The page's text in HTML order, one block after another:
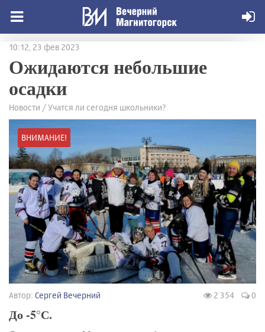
10:12, 23 фев 2023
Ожидаются небольшие
осадки
Новости / Учатся ли сегодня школьники?
ВНИМАНИЕ!
Автор: Сергей Вечерний 2 354 0
До -5°С.